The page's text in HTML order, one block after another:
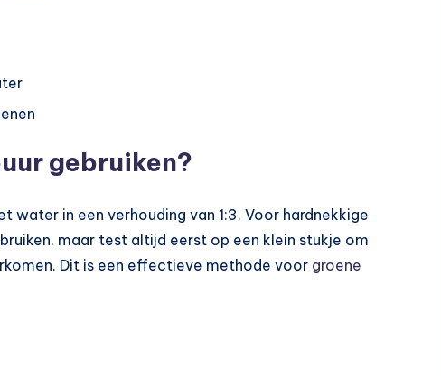
gebruiken?
water in een verhouding van 1:3. Voor hardnekkige
maar test altijd eerst op een klein stukje om
Dit is een effectieve methode voor groene